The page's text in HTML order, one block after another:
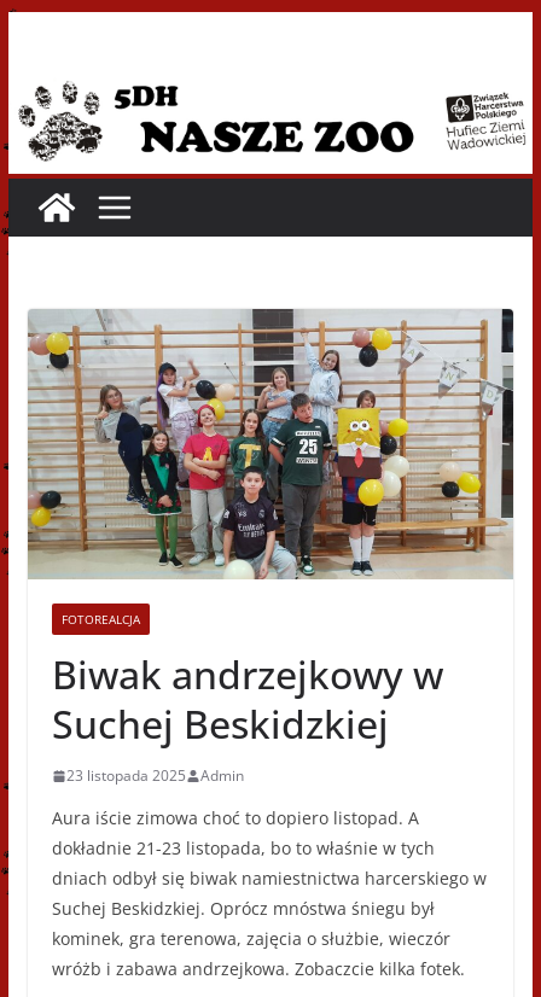
treści
FOTOREALCJA
Biwak andrzejkowy w
Suchej Beskidzkiej
23 listopada 2025 Admin
Aura iście zimowa choć to dopiero listopad. A
dokładnie 21-23 listopada, bo to właśnie w tych
dniach odbył się biwak namiestnictwa harcerskiego w
Suchej Beskidzkiej. Oprócz mnóstwa śniegu był
kominek, gra terenowa, zajęcia o służbie, wieczór
wróżb i zabawa andrzejkowa. Zobaczcie kilka fotek.